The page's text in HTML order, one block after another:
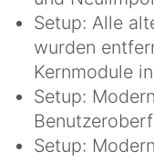
Setup: Alle
wurden
Kernmodule
Setup:
Setup: